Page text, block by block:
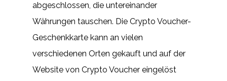
abgeschlossen, die untereinander
Währungen tauschen. Die Crypto Voucher-
Geschenkkarte kann an vielen
verschiedenen Orten gekauft und auf der
Website von Crypto Voucher eingelöst